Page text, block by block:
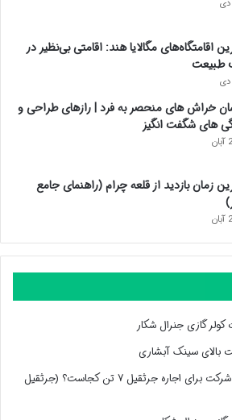
اقامتگاه‌های مگالایا هند: اقامتی بی‌نظیر در
طبیعت
خراش های منحصر به فرد | رازهای طراحی و
های شگفت انگیز
زمان بازدید از قلعه چرام (راهنمای جامع
کولر گازی جنرال شکار
بالای سینک آبشاری
ارزان ترین شرکت برای اجاره جرثقیل ۷ تن کجاست؟ (جرثقیل